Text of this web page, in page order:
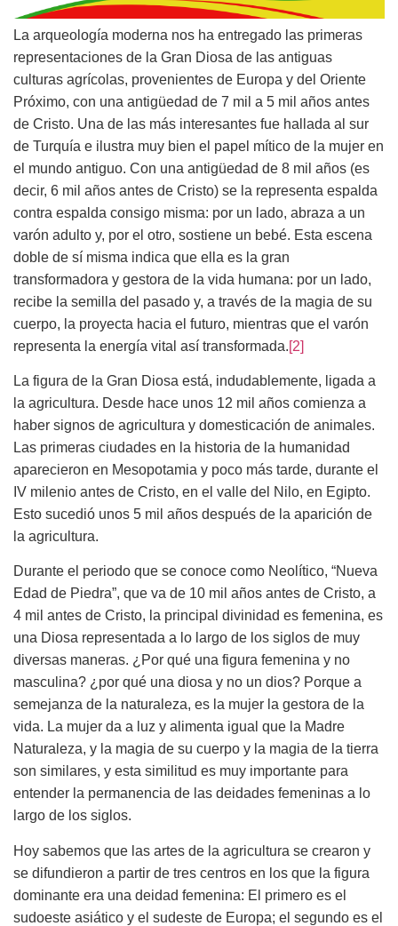
La arqueología moderna nos ha entregado las primeras
representaciones de la Gran Diosa de las antiguas
culturas agrícolas, provenientes de Europa y del Oriente
Próximo, con una antigüedad de 7 mil a 5 mil años antes
de Cristo. Una de las más interesantes fue hallada al sur
de Turquía e ilustra muy bien el papel mítico de la mujer en
el mundo antiguo. Con una antigüedad de 8 mil años (es
decir, 6 mil años antes de Cristo) se la representa espalda
contra espalda consigo misma: por un lado, abraza a un
varón adulto y, por el otro, sostiene un bebé. Esta escena
doble de sí misma indica que ella es la gran
transformadora y gestora de la vida humana: por un lado,
recibe la semilla del pasado y, a través de la magia de su
cuerpo, la proyecta hacia el futuro, mientras que el varón
representa la energía vital así transformada.[2]
La figura de la Gran Diosa está, indudablemente, ligada a
la agricultura. Desde hace unos 12 mil años comienza a
haber signos de agricultura y domesticación de animales.
Las primeras ciudades en la historia de la humanidad
aparecieron en Mesopotamia y poco más tarde, durante el
IV milenio antes de Cristo, en el valle del Nilo, en Egipto.
Esto sucedió unos 5 mil años después de la aparición de
la agricultura.
Durante el periodo que se conoce como Neolítico, “Nueva
Edad de Piedra”, que va de 10 mil años antes de Cristo, a
4 mil antes de Cristo, la principal divinidad es femenina, es
una Diosa representada a lo largo de los siglos de muy
diversas maneras. ¿Por qué una figura femenina y no
masculina? ¿por qué una diosa y no un dios? Porque a
semejanza de la naturaleza, es la mujer la gestora de la
vida. La mujer da a luz y alimenta igual que la Madre
Naturaleza, y la magia de su cuerpo y la magia de la tierra
son similares, y esta similitud es muy importante para
entender la permanencia de las deidades femeninas a lo
largo de los siglos.
Hoy sabemos que las artes de la agricultura se crearon y
se difundieron a partir de tres centros en los que la figura
dominante era una deidad femenina: El primero es el
sudoeste asiático y el sudeste de Europa; el segundo es el